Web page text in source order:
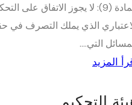
المادة (9): لا يجوز الاتفاق
الذي يملك التصرف في
التي....
المزيد